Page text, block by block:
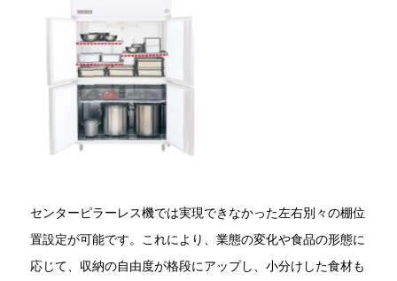
センターピラーレス機では実現できなかった左右別々の棚位
置設定が可能です。これにより、業態の変化や食品の形態に
応じて、収納の自由度が格段にアップし、小分けした食材も